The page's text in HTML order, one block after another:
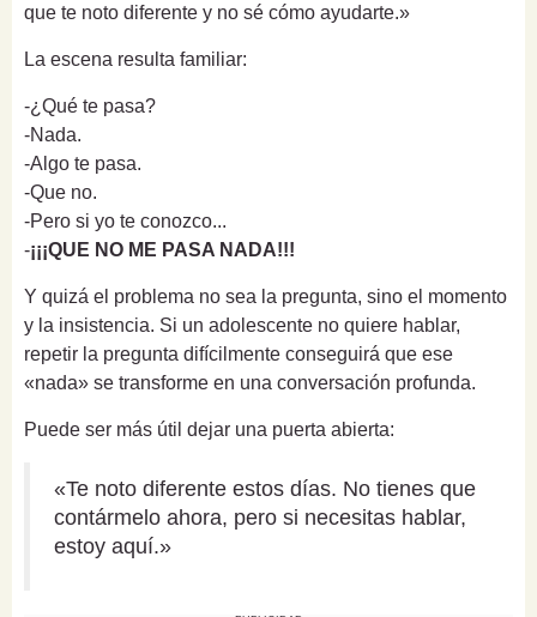
que te noto diferente y no sé cómo ayudarte.»
La escena resulta familiar:
-¿Qué te pasa?
-Nada.
-Algo te pasa.
-Que no.
-Pero si yo te conozco...
-¡¡¡QUE NO ME PASA NADA!!!
Y quizá el problema no sea la pregunta, sino el momento
y la insistencia. Si un adolescente no quiere hablar,
repetir la pregunta difícilmente conseguirá que ese
«nada» se transforme en una conversación profunda.
Puede ser más útil dejar una puerta abierta:
«Te noto diferente estos días. No tienes que
contármelo ahora, pero si necesitas hablar,
estoy aquí.»